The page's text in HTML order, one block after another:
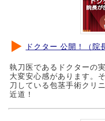
ドクター 公開！（院
執刀医であるドクターの
大変安心感があります。
刀している包茎手術クリ
近道！